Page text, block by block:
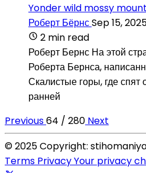
Yonder wild mossy
Роберт БёрнсSep 15,
2 min read
Роберт Бернс На этой
Роберта Бернса,
Скалистые горы, где спят
ранней
Previous64 / 280 Next
© 2025 Copyright:
Terms PrivacyYour privacy